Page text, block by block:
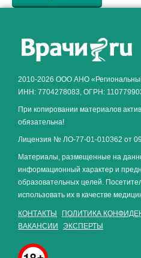
2010-2026 ООО АНО
ИНН: 7704278083, ОГРН:
При копировании материалов
обязательна!
Лицензия № ЛО-77-01-010362 от
Материалы, размещенные на
информационный характер и
образовательных целей.
использовать их в качестве
КОНТАКТЫ ПОЛИТИКА
ВАКАНСИИ
ЭКСПЕРТЫ